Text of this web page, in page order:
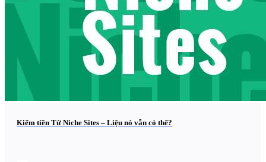
Kiếm tiền Từ Niche Sites – Liệu nó vẫn có thể?